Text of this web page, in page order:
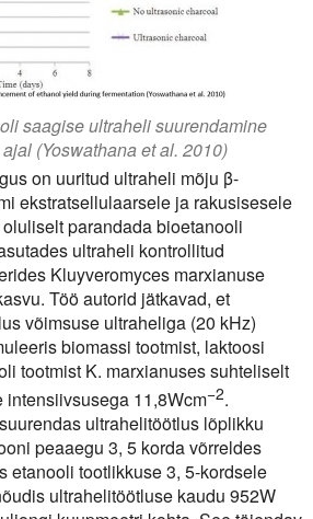
saagise ultraheli suurendamine
(Yoswathana et al. 2010)
on uuritud ultraheli mõju β-
ekstratsellulaarsele ja rakusisesele
parandada bioetanooli
ultraheli kontrollitud
Kluyveromyces marxianuse
Töö autorid jätkavad, et
võimsuse ultraheliga (20 kHz)
biomassi tootmist, laktoosi
tootmist K. marxianuses suhteliselt
intensiivsusega 11,8Wcm−2.
ultrahelitöötlus lõplikku
peaaegu 3, 5 korda võrreldes
etanooli tootlikkuse 3, 5-kordsele
ultrahelitöötluse kaudu 952W